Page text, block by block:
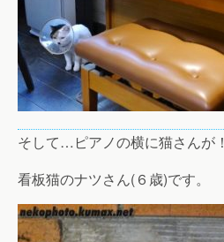
そして…ピアノの横に猫さんが！
看板猫のナツさん(６歳)です。